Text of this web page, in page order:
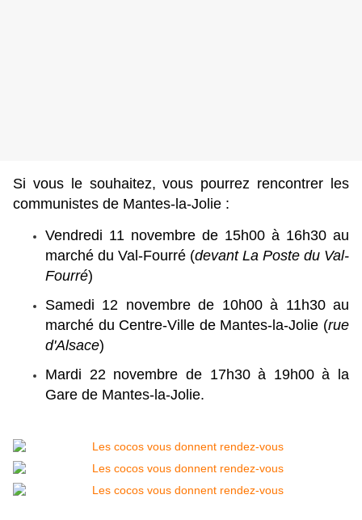
Si vous le souhaitez, vous pourrez rencontrer les
communistes de Mantes-la-Jolie :
Vendredi 11 novembre de 15h00 à 16h30 au
marché du Val-Fourré (devant La Poste du Val-
Fourré)
Samedi 12 novembre de 10h00 à 11h30 au
marché du Centre-Ville de Mantes-la-Jolie (rue
d'Alsace)
Mardi 22 novembre de 17h30 à 19h00 à la
Gare de Mantes-la-Jolie.